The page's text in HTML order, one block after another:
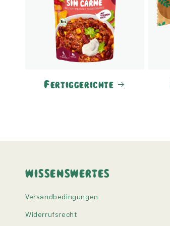
Fertiggerichte
WISSENSWERTES
Versandbedingungen
Widerrufsrecht